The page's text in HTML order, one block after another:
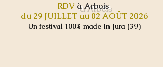
RDV à Arbois
du 29 JUILLET au 02 AOÛT 2026
Un festival 100% made In Jura (39)